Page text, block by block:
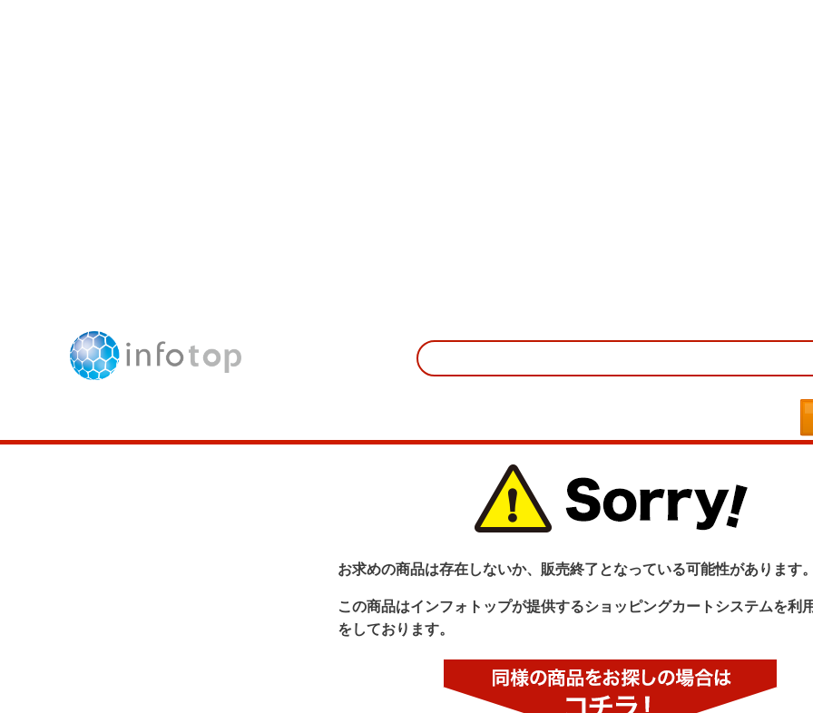
お求めの商品は存在しないか、販売終了となっている可能性があります。
この商品はインフォトップが提供するショッピングカートシステムを利
をしております。